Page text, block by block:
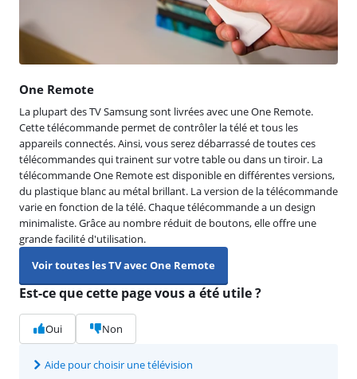
One Remote
La plupart des TV Samsung sont livrées avec une One Remote.
Cette télécommande permet de contrôler la télé et tous les
appareils connectés. Ainsi, vous serez débarrassé de toutes ces
télécommandes qui trainent sur votre table ou dans un tiroir. La
télécommande One Remote est disponible en différentes versions,
du plastique blanc au métal brillant. La version de la télécommande
varie en fonction de la télé. Chaque télécommande a un design
minimaliste. Grâce au nombre réduit de boutons, elle offre une
grande facilité d'utilisation.
Voir toutes les TV avec One Remote
Est-ce que cette page vous a été utile ?
Oui Non
Aide pour choisir une télévision